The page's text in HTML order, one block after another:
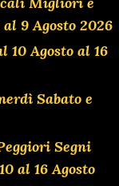
9 Agosto 2026
Agosto al 16
Sabato e
Segni
al 16 Agosto